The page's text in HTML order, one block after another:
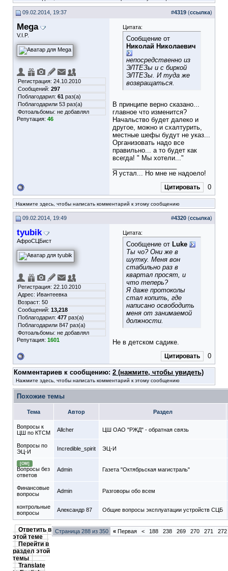
09.02.2014, 19:37 #4319 (ссылка)
Mega
V.I.P.
Регистрация: 24.10.2010
Сообщений: 297
Поблагодарил: 61 раз(а)
Поблагодарили 53 раз(а)
Фотоальбомы: не добавлял
Репутация: 46
Цитата:
Сообщение от
Николай Николаевич
непосредственно из
ЭЛТЕЗы и с биркой
ЭЛТЕЗы. И туда же
возвращаться.
В принципе верно сказано...
главное что изменится?
Начальство будет далеко и
другое, можно и схалтурить,
местные шефы будут не указ...
Организовать надо все
правильно... а то будет как
всегда! " Мы хотели..."
Я устал... Но мне не надоело!
Цитировать 0
Нажмите здесь, чтобы написать комментарий к этому сообщению
09.02.2014, 19:49 #4320 (ссылка)
tyubik
АфроСЦБист
Регистрация: 22.10.2010
Адрес: Ивантеевка
Возраст: 50
Сообщений: 13,218
Поблагодарил: 477 раз(а)
Поблагодарили 847 раз(а)
Фотоальбомы: не добавлял
Репутация: 1601
Цитата:
Сообщение от Luke
Ты чо? Они же в
шутку. Меня вон
стабильно раз в
квартал просят, и
что теперь?
Я даже протоколы
стал копить, где
написано освободить
меня от занимаемой
должности.
Не в детском садике.
Цитировать 0
Комментариев к сообщению: 2 (нажмите, чтобы увидеть)
Нажмите здесь, чтобы написать комментарий к этому сообщению
Похожие темы
Тема Автор Раздел
Вопросы к
ЦШ по КТСМ
Allcher ЦШ ОАО "РЖД" - обратная связь
Вопросы по
ЭЦ-И
Incredible_spirit ЭЦ-И
[ОМ]
Вопросы без
ответов
Admin Газета "Октябрьская магистраль"
Финансовые
вопросы
Admin Разговоры обо всем
контрольные
вопросы
Александр 87 Общие вопросы эксплуатации устройств СЦБ
Ответить в
этой теме
Перейти в
раздел этой
темы
Translate
Страница 288 из 350 « Первая < 188 238 269 270 271 272